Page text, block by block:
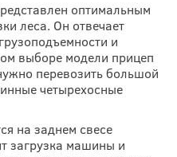
оптимальным
леса. Он отвечает
и
выборе модели прицеп
перевозить большой
четырехосные
на заднем свесе
загрузка машины и